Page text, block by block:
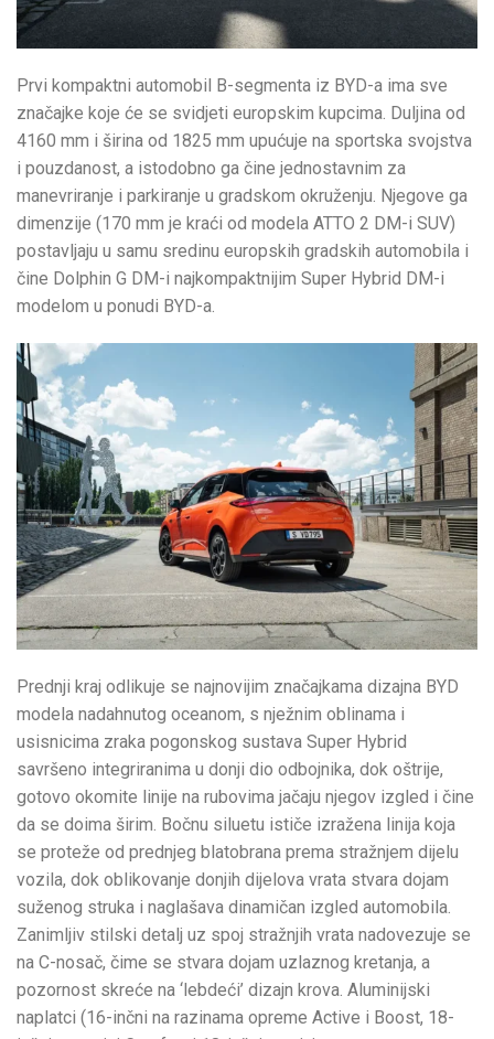
Prvi kompaktni automobil B-segmenta iz BYD-a ima sve
značajke koje će se svidjeti europskim kupcima. Duljina od
4160 mm i širina od 1825 mm upućuje na sportska svojstva
i pouzdanost, a istodobno ga čine jednostavnim za
manevriranje i parkiranje u gradskom okruženju. Njegove ga
dimenzije (170 mm je kraći od modela ATTO 2 DM-i SUV)
postavljaju u samu sredinu europskih gradskih automobila i
čine Dolphin G DM-i najkompaktnijim Super Hybrid DM-i
modelom u ponudi BYD-a.
Prednji kraj odlikuje se najnovijim značajkama dizajna BYD
modela nadahnutog oceanom, s nježnim oblinama i
usisnicima zraka pogonskog sustava Super Hybrid
savršeno integriranima u donji dio odbojnika, dok oštrije,
gotovo okomite linije na rubovima jačaju njegov izgled i čine
da se doima širim. Bočnu siluetu ističe izražena linija koja
se proteže od prednjeg blatobrana prema stražnjem dijelu
vozila, dok oblikovanje donjih dijelova vrata stvara dojam
suženog struka i naglašava dinamičan izgled automobila.
Zanimljiv stilski detalj uz spoj stražnjih vrata nadovezuje se
na C-nosač, čime se stvara dojam uzlaznog kretanja, a
pozornost skreće na ‘lebdeći’ dizajn krova. Aluminijski
naplatci (16-inčni na razinama opreme Active i Boost, 18-